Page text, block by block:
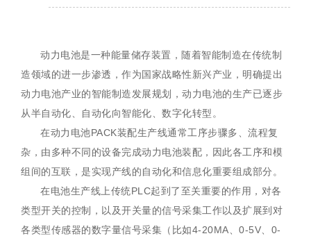
动力电池是一种能量储存装置，随着智能制造在传统制
造领域的进一步渗透，作为国家战略性新兴产业，明确提出
动力电池产业的智能制造发展规划，动力电池的生产已逐步
从半自动化、自动化向智能化、数字化转型。
在动力电池PACK装配生产线通常工序步骤多、流程复
杂，由多种不同的设备完成动力电池装配，因此各工序和模
组间的互联，是实现产线的自动化和信息化重要组成部分。
在电池生产线上传统PLC起到了至关重要的作用，对各
类型开关的控制，以及开关量的信号采集工作以及扩展到对
各类型传感器的数字量信号采集（比如4-20MA、0-5V、0-